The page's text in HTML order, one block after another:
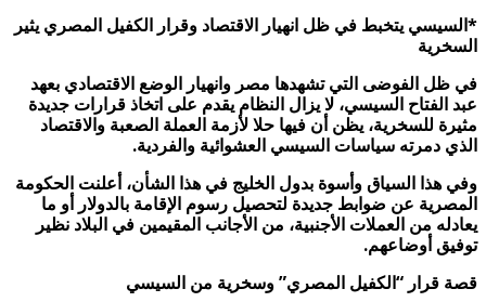
*السيسي يتخبط في ظل انهيار الاقتصاد وقرار الكفيل المصري يثير
السخرية
في ظل الفوضى التي تشهدها مصر وانهيار الوضع الاقتصادي بعهد
عبد الفتاح السيسي، لا يزال النظام يقدم على اتخاذ قرارات جديدة
مثيرة للسخرية، يظن أن فيها حلا لأزمة العملة الصعبة والاقتصاد
الذي دمرته سياسات السيسي العشوائية والفردية.
وفي هذا السياق وأسوة بدول الخليج في هذا الشأن، أعلنت الحكومة
المصرية عن ضوابط جديدة لتحصيل رسوم الإقامة بالدولار أو ما
يعادله من العملات الأجنبية، من الأجانب المقيمين في البلاد نظير
توفيق أوضاعهم.
قصة قرار “الكفيل المصري” وسخرية من السيسي